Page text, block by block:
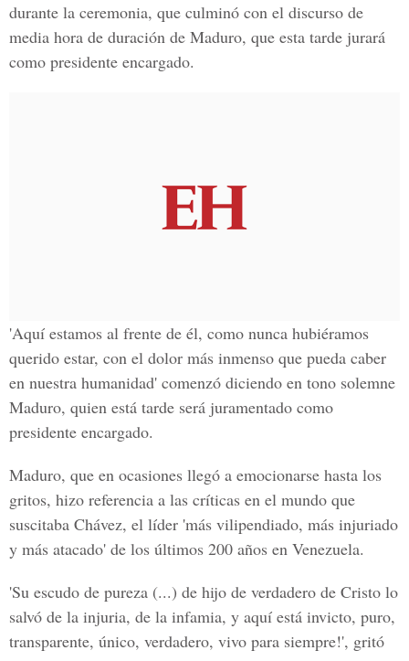
durante la ceremonia, que culminó con el discurso de
media hora de duración de Maduro, que esta tarde jurará
como presidente encargado.
'Aquí estamos al frente de él, como nunca hubiéramos
querido estar, con el dolor más inmenso que pueda caber
en nuestra humanidad' comenzó diciendo en tono solemne
Maduro, quien está tarde será juramentado como
presidente encargado.
Maduro, que en ocasiones llegó a emocionarse hasta los
gritos, hizo referencia a las críticas en el mundo que
suscitaba Chávez, el líder 'más vilipendiado, más injuriado
y más atacado' de los últimos 200 años en Venezuela.
'Su escudo de pureza (...) de hijo de verdadero de Cristo lo
salvó de la injuria, de la infamia, y aquí está invicto, puro,
transparente, único, verdadero, vivo para siempre!', gritó